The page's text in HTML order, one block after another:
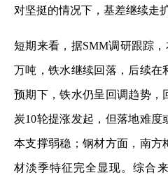
对坚挺的情况下，基差继续走扩
短期来看，据SMM调研跟踪
万吨，铁水继续回落，后续在
预期下，铁水仍呈回调趋势，
炭10轮提涨发起，但落地难
本支撑弱稳；钢材方面，南方
材淡季特征完全显现。综合